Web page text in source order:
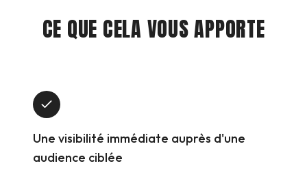
CE QUE CELA VOUS APPORTE
Une visibilité immédiate auprès d'une
audience ciblée